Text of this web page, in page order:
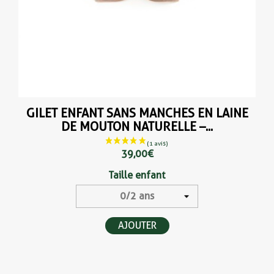
GILET ENFANT SANS MANCHES EN LAINE
DE MOUTON NATURELLE –...
39,00 €
Taille enfant
AJOUTER